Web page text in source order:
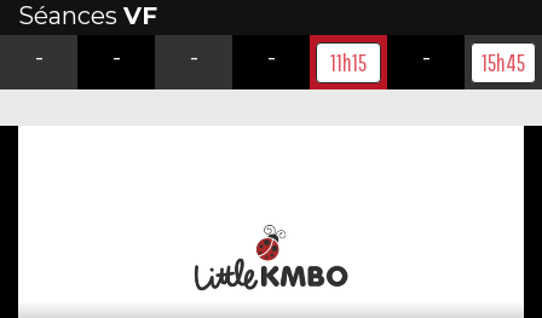
Séances VF
-
- - - 11h15 - 15h45